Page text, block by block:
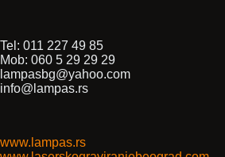
Tel: 011 227 49 85
Mob: 060 5 29 29 29
lampasbg@yahoo.com
info@lampas.rs
www.lampas.rs